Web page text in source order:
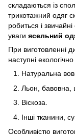
складаються із
трикотажний одяг
робиться і
уваги ясельний
При виготовленні
наступні
Натуральна
Льон, бавовна,
Віскоза.
Інші тканини,
Особливістю